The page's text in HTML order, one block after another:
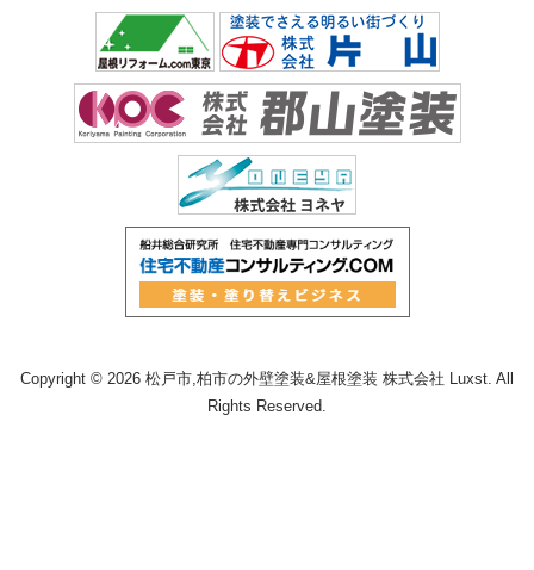
Copyright © 2026 松戸市,柏市の外壁塗装&屋根塗装 株式会社 Luxst. All
Rights Reserved.